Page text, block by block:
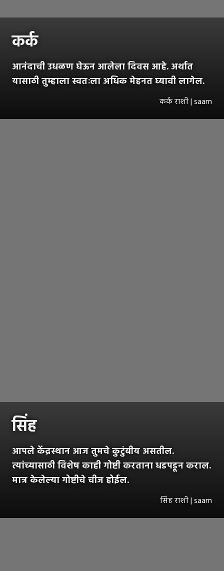
कर्क
आनंदाची उधळण घेऊन आलेला दिवस आहे. अर्थात
यासाठी तुम्हाला स्वतःला अधिक मेहनत घ्यावी लागेल.
कर्क राशी | saam
सिंह
आपले केंद्रस्थान आज तुमचे कुटुंबीय असतील.
त्यांच्यासाठी विशेष काही गोष्टी करताना धडपडून कराल.
मात्र केलेल्या गोष्टीचे चीज होईल.
सिंह राशी | saam